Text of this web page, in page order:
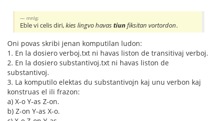
mnlg:
Eble vi celis diri,kies lingvo havastiunfiksitan vortordon.
Oni povas skribi jenan komputilan ludon:
1. En la dosiero verboj.txt ni havas liston de transitivaj verboj.
2. En la dosiero substantivoj.txt ni havas liston de
substantivoj.
3. La komputilo elektas du substantivojn kaj unu verbon kaj
konstruas el ili frazon:
a) X-o Y-as Z-on.
b) Z-on Y-as X-o.